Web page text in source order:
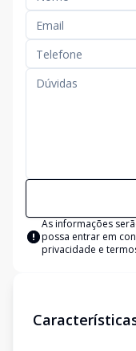
As informações
possa entrar em
privacidade e